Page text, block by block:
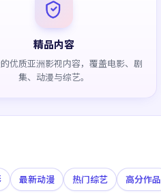
精品内容
优质亚洲影视内容，覆盖电影、剧
集、动漫与综艺。
最新动漫 热门综艺 高分作品